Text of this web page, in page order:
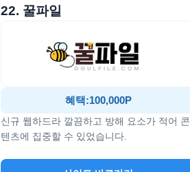
22. 꿀파일
혜택:100,000P
신규 웹하드라 깔끔하고 방해 요소가 적어 콘
텐츠에 집중할 수 있었습니다.